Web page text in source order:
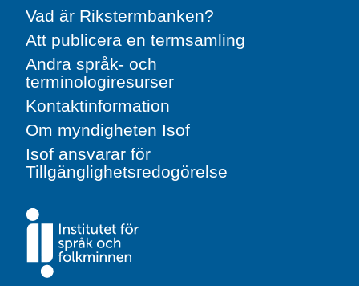
Vad är Rikstermbanken?
Att publicera en termsamling
Andra språk- och
terminologiresurser
Kontaktinformation
Om myndigheten Isof
Isof ansvarar för
Tillgänglighetsredogörelse